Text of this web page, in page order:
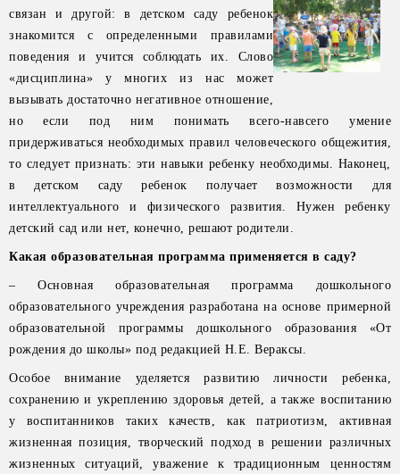
связан и другой: в детском саду ребенок
знакомится с определенными правилами
поведения и учится соблюдать их. Слово
«дисциплина» у многих из нас может
вызывать достаточно негативное отношение,
но если под ним понимать всего-навсего умение
придерживаться необходимых правил человеческого общежития,
то следует признать: эти навыки ребенку необходимы. Наконец,
в детском саду ребенок получает возможности для
интеллектуального и физического развития. Нужен ребенку
детский сад или нет, конечно, решают родители.
Какая образовательная программа применяется в саду?
– Основная образовательная программа дошкольного
образовательного учреждения разработана на основе примерной
образовательной программы дошкольного образования «От
рождения до школы» под редакцией Н.Е. Вераксы.
Особое внимание уделяется развитию личности ребенка,
сохранению и укреплению здоровья детей, а также воспитанию
у воспитанников таких качеств, как патриотизм, активная
жизненная позиция, творческий подход в решении различных
жизненных ситуаций, уважение к традиционным ценностям